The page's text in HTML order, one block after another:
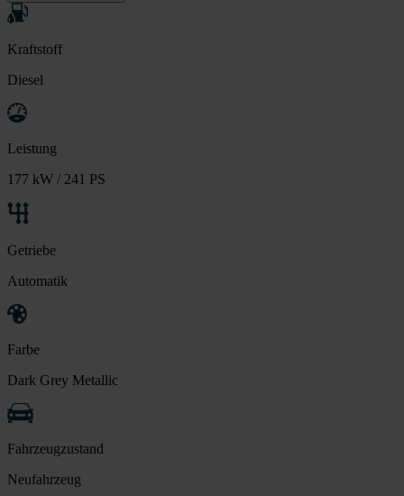
Kraftstoff
Diesel
Leistung
177 kW / 241 PS
Getriebe
Automatik
Farbe
Dark Grey Metallic
Fahrzeugzustand
Neufahrzeug